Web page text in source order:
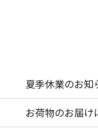
夏季休業のお知
お荷物のお届け